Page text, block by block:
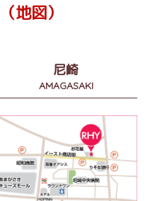
（地図）
尼崎
AMAGASAKI